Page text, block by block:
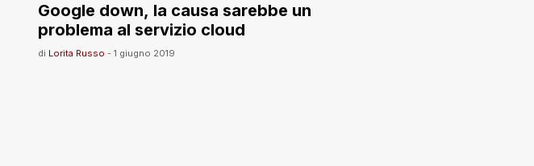
Google down, la causa sarebbe un
problema al servizio cloud
di Lorita Russo - 1 giugno 2019